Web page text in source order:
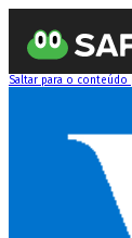
Saltar para o conteúdo